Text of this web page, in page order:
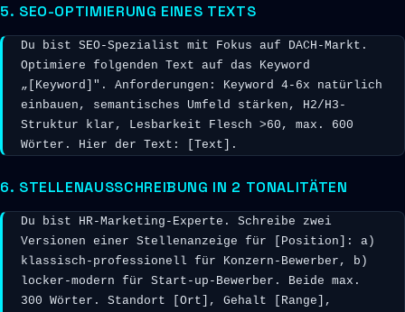
5. SEO-OPTIMIERUNG EINES TEXTS
Du bist SEO-Spezialist mit Fokus auf DACH-Markt.
Optimiere folgenden Text auf das Keyword
„[Keyword]". Anforderungen: Keyword 4-6x natürlich
einbauen, semantisches Umfeld stärken, H2/H3-
Struktur klar, Lesbarkeit Flesch >60, max. 600
Wörter. Hier der Text: [Text].
6. STELLENAUSSCHREIBUNG IN 2 TONALITÄTEN
Du bist HR-Marketing-Experte. Schreibe zwei
Versionen einer Stellenanzeige für [Position]: a)
klassisch-professionell für Konzern-Bewerber, b)
locker-modern für Start-up-Bewerber. Beide max.
300 Wörter. Standort [Ort], Gehalt [Range],